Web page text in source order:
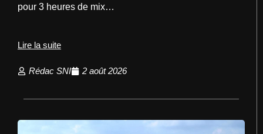
pour 3 heures de mix…
Lire la suite
Rédac SNI 2 août 2026